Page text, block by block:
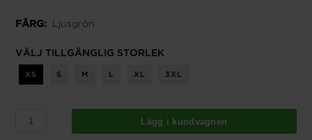
FÄRG: Ljusgrön
VÄLJ TILLGÄNGLIG STORLEK
XS S M L XL 3XL
Lägg i kundvagnen